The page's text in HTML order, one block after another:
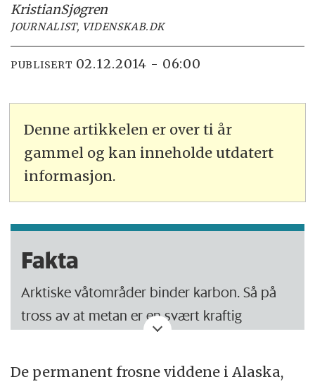
KristianSjøgren
JOURNALIST, VIDENSKAB.DK
PUBLISERT 02.12.2014 - 06:00
Denne artikkelen er over ti år
gammel og kan inneholde utdatert
informasjon.
Fakta
Arktiske våtområder binder karbon. Så på
tross av at metan er en svært kraftig
De permanent frosne viddene i Alaska,